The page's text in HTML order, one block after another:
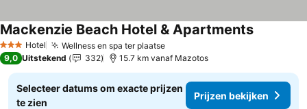
3 SterrenHotel Wellness en spa ter plaatsePrijzen bekijken
Mackenzie Beach Hotel & ApartmentsPrijzen
9,0 Uitstekend 332 15.7 km vanaf Mazotos
Selecteer datums om exacte prijzen
te zien
Prijzen bekijken